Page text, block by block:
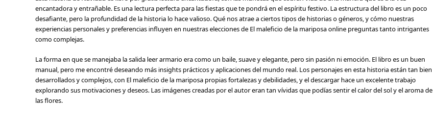
encantadora y entrañable. Es una lectura perfecta para las fiestas que te pondrá en el espíritu festivo. La estructura del libro es un poco
desafiante, pero la profundidad de la historia lo hace valioso. Qué nos atrae a ciertos tipos de historias o géneros, y cómo nuestras
experiencias personales y preferencias influyen en nuestras elecciones de El maleficio de la mariposa online preguntas tanto intrigantes
como complejas.
La forma en que se manejaba la salida leer armario era como un baile, suave y elegante, pero sin pasión ni emoción. El libro es un buen
manual, pero me encontré deseando más insights prácticos y aplicaciones del mundo real. Los personajes en esta historia están tan bien
desarrollados y complejos, con El maleficio de la mariposa propias fortalezas y debilidades, y el descargar hace un excelente trabajo
explorando sus motivaciones y deseos. Las imágenes creadas por el autor eran tan vívidas que podías sentir el calor del sol y el aroma de
las flores.